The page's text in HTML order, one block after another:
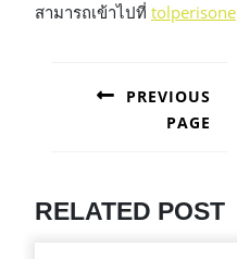
สามารถเข้าไปที่ tolperisone
NAVIGATION
PREVIOUS
PAGE
RELATED POST